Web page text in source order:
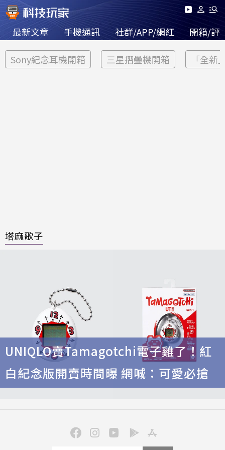
最新文章 手機通訊 社群/APP/網紅 開箱/評
Sony紀念耳機開箱 三星摺疊機開箱 「全新
塔麻歌子
UNIQLO賣Tamagotchi電子雞了！紅
白紀念版開賣時間曝 網喊：可愛必搶